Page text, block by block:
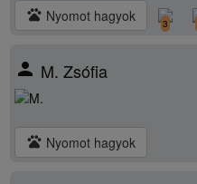
pets Nyomot hagyok 3
person M. Zsófia
pets Nyomot hagyok